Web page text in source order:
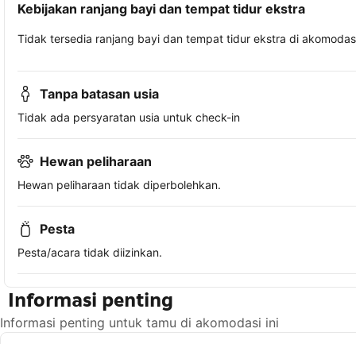
Kebijakan ranjang bayi dan tempat tidur ekstra
Tidak tersedia ranjang bayi dan tempat tidur ekstra di
Tanpa batasan usia
Tidak ada persyaratan usia untuk check-in
Hewan peliharaan
Hewan peliharaan tidak diperbolehkan.
Pesta
Pesta/acara tidak diizinkan.
Informasi penting
Informasi penting untuk tamu di akomodasi ini